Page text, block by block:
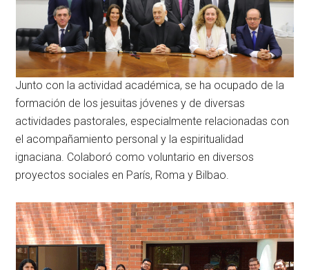
Junto con la actividad académica, se ha ocupado de la
formación de los jesuitas jóvenes y de diversas
actividades pastorales, especialmente relacionadas con
el acompañamiento personal y la espiritualidad
ignaciana. Colaboró como voluntario en diversos
proyectos sociales en París, Roma y Bilbao.